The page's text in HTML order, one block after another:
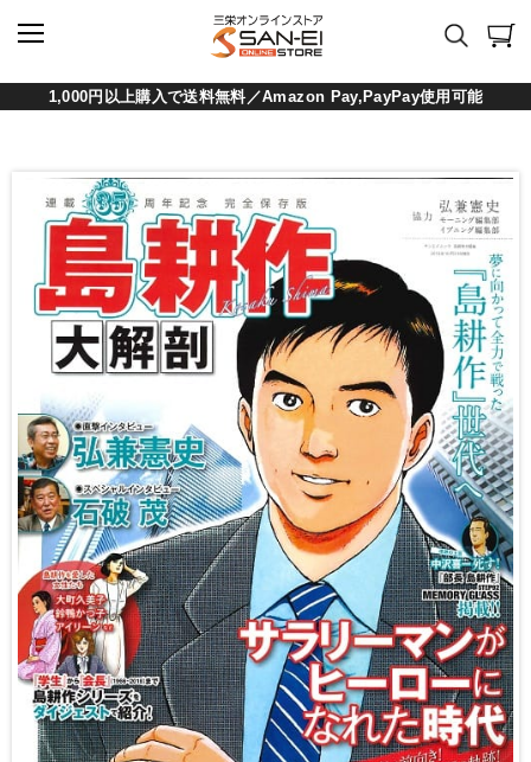
1,000円以上購入で送料無料／Amazon Pay,PayPay使用可能